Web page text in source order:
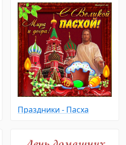
Праздники - Пасха